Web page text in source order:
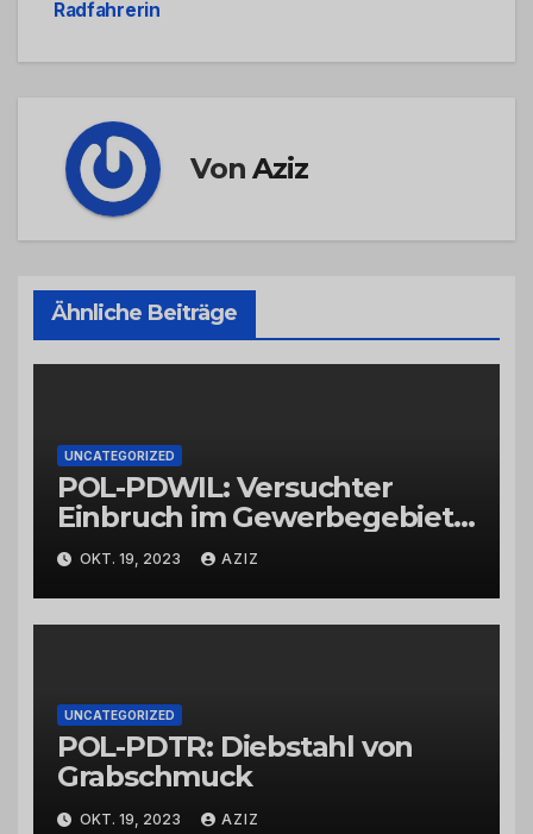
Radfahrerin
VonAziz
Ähnliche Beiträge
UNCATEGORIZED
POL-PDWIL: Versuchter
Einbruch im Gewerbegebiet
Wittlich
OKT. 19, 2023 AZIZ
UNCATEGORIZED
POL-PDTR: Diebstahl von
Grabschmuck
OKT. 19, 2023 AZIZ